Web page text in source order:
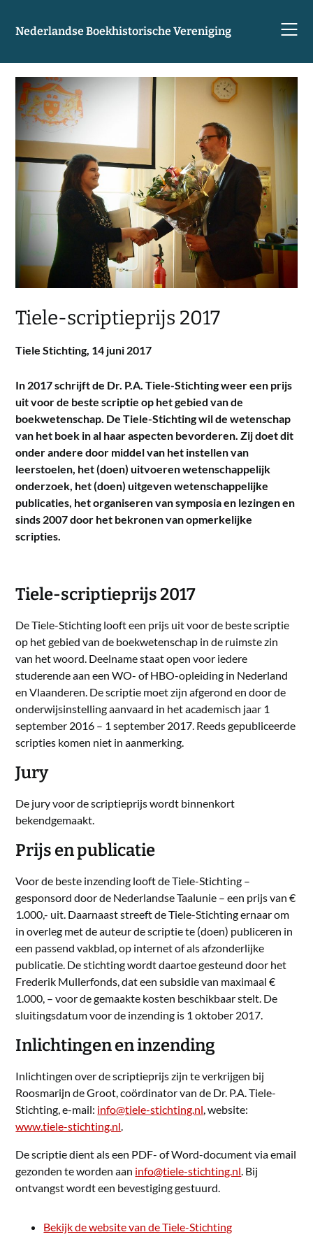
Nederlandse Boekhistorische Vereniging
Tiele-scriptieprijs 2017
Tiele Stichting, 14 juni 2017
In 2017 schrijft de Dr. P.A. Tiele-Stichting weer een prijs
uit voor de beste scriptie op het gebied van de
boekwetenschap. De Tiele-Stichting wil de wetenschap
van het boek in al haar aspecten bevorderen. Zij doet dit
onder andere door middel van het instellen van
leerstoelen, het (doen) uitvoeren wetenschappelijk
onderzoek, het (doen) uitgeven wetenschappelijke
publicaties, het organiseren van symposia en lezingen en
sinds 2007 door het bekronen van opmerkelijke
scripties.
Tiele-scriptieprijs 2017
De Tiele-Stichting looft een prijs uit voor de beste scriptie
op het gebied van de boekwetenschap in de ruimste zin
van het woord. Deelname staat open voor iedere
studerende aan een WO- of HBO-opleiding in Nederland
en Vlaanderen. De scriptie moet zijn afgerond en door de
onderwijsinstelling aanvaard in het academisch jaar 1
september 2016 – 1 september 2017. Reeds gepubliceerde
scripties komen niet in aanmerking.
Jury
De jury voor de scriptieprijs wordt binnenkort
bekendgemaakt.
Prijs en publicatie
Voor de beste inzending looft de Tiele-Stichting –
gesponsord door de Nederlandse Taalunie – een prijs van €
1.000,- uit. Daarnaast streeft de Tiele-Stichting ernaar om
in overleg met de auteur de scriptie te (doen) publiceren in
een passend vakblad, op internet of als afzonderlijke
publicatie. De stichting wordt daartoe gesteund door het
Frederik Mullerfonds, dat een subsidie van maximaal €
1.000, – voor de gemaakte kosten beschikbaar stelt. De
sluitingsdatum voor de inzending is 1 oktober 2017.
Inlichtingen en inzending
Inlichtingen over de scriptieprijs zijn te verkrijgen bij
Roosmarijn de Groot, coördinator van de Dr. P.A. Tiele-
Stichting, e-mail: info@tiele-stichting.nl, website:
www.tiele-stichting.nl.
De scriptie dient als een PDF- of Word-document via email
gezonden te worden aan info@tiele-stichting.nl. Bij
ontvangst wordt een bevestiging gestuurd.
Bekijk de website van de Tiele-Stichting